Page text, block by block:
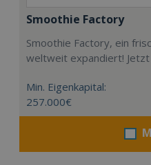
Smoothie Factory
Smoothie Factory, ein
weltweit expandiert!
Min. Eigenkapital:
257.000€